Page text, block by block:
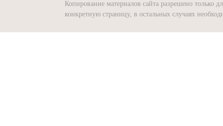
Копирование материалов сайта разрешено только
конкретную страницу, в остальных случаях